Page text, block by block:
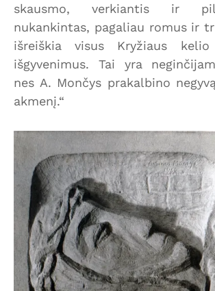
skausmo, verkiantis ir
nukankintas, pagaliau romus ir
išreiškia visus Kryžiaus
išgyvenimus. Tai yra
nes A. Mončys prakalbino
akmenį.“